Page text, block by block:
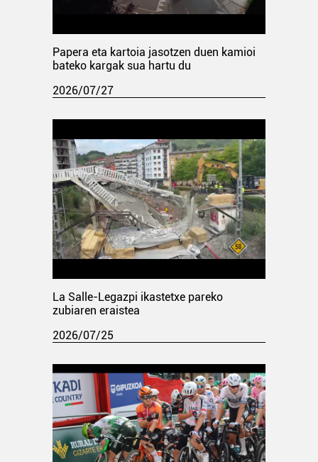
Papera eta kartoia jasotzen duen kamioi
bateko kargak sua hartu du
2026/07/27
La Salle-Legazpi ikastetxe pareko
zubiaren eraistea
2026/07/25